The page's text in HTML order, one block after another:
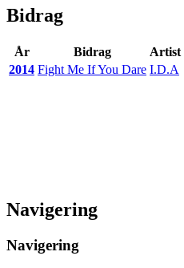
Bidrag
År Bidrag Artist
2014 Fight Me If You Dare I.D.A
Navigering
Navigering